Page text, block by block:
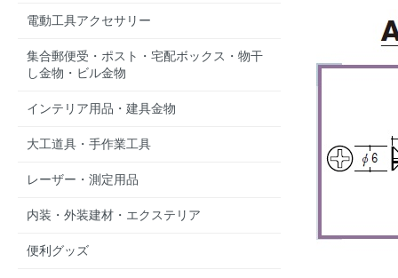
電動工具アクセサリー
集合郵便受・ポスト・宅配ボックス・物干
し金物・ビル金物
インテリア用品・建具金物
大工道具・手作業工具
レーザー・測定用品
内装・外装建材・エクステリア
便利グッズ